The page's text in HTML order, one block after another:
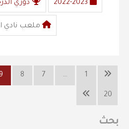
2022-2023 دوري
ملعب نادي
1
…
7
8
20
بحث